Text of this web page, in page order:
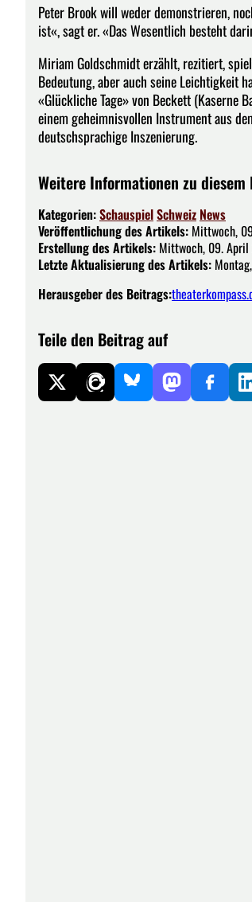
Peter Brook will weder demonstrieren,
ist«, sagt er. «Das Wesentlich besteht
Miriam Goldschmidt erzählt, rezitiert,
Bedeutung, aber auch seine Leichtigkeit
«Glückliche Tage» von Beckett (Kaserne
einem geheimnisvollen Instrument aus
deutschsprachige Inszenierung.
Weitere Informationen zu diesem
Kategorien:SchauspielSchweiz News
Veröffentlichung des Artikels: Mittwoch,
Erstellung des Artikels: Mittwoch, 09.
Letzte Aktualisierung des Artikels:
Herausgeber des Beitrags:
Teile den Beitrag auf